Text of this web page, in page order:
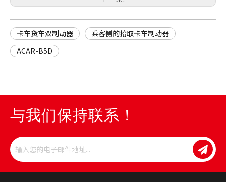
卡车货车双制动器
乘客侧的拾取卡车制动器
ACAR-B5D
与我们保持联系！